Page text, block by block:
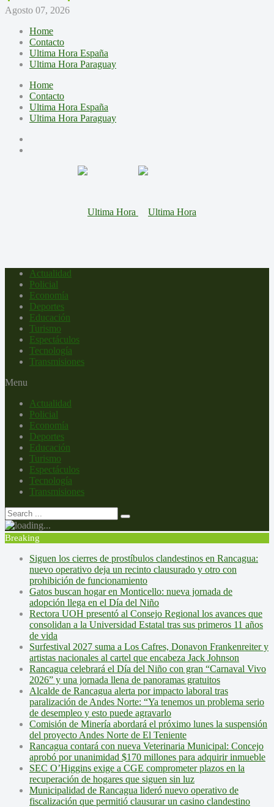
Agosto 07, 2026
Home
Contacto
Ultima Hora España
Ultima Hora Paraguay
Home
Contacto
Ultima Hora España
Ultima Hora Paraguay
Actualidad
Policial
Economía
Deportes
Educación
Turismo
Espectáculos
Tecnología
Transmisiones
Menu
Actualidad
Policial
Economía
Deportes
Educación
Turismo
Espectáculos
Tecnología
Transmisiones
Breaking
Siguen los cierres de prostíbulos clandestinos en Rancagua:
nuevo operativo deja un recinto clausurado y otro con
prohibición de funcionamiento
Gatos buscan hogar en Monticello: nueva jornada de
adopción llega en el Día del Niño
Rectora UOH presentó al Consejo Regional los avances que
consolidan a la Universidad Estatal tras sus primeros 11 años
de vida
Surfestival 2027 suma a Los Cafres, Donavon Frankenreiter y
artistas nacionales al cartel que encabeza Jack Johnson
Rancagua celebrará el Día del Niño con gran “Carnaval Vivo
2026” y una jornada llena de panoramas gratuitos
Alcalde de Rancagua alerta por impacto laboral tras
paralización de Andes Norte: “Ya tenemos un problema serio
de desempleo y esto puede agravarlo
Comisión de Minería abordará el próximo lunes la suspensión
del proyecto Andes Norte de El Teniente
Rancagua contará con nueva Veterinaria Municipal: Concejo
aprobó por unanimidad $170 millones para adquirir inmueble
SEC O’Higgins exige a CGE comprometer plazos en la
recuperación de hogares que siguen sin luz
Municipalidad de Rancagua lideró nuevo operativo de
fiscalización que permitió clausurar un casino clandestino